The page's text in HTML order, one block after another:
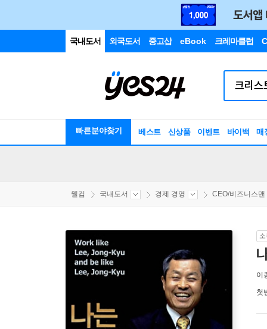
국내도서 외국도서 중고샵 eBook 크레마클럽
빠른분야찾기 베스트 신상품 이벤트 바이백 매
웰컴 국내도서 경제 경영 CEO/비즈니스맨
이
첫